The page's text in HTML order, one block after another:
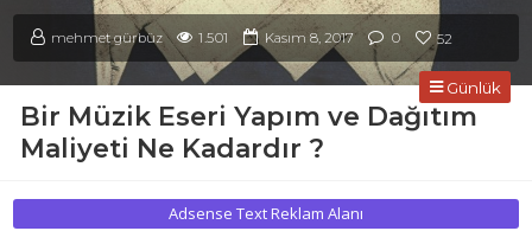
mehmet gürbüz 1.501 Kasım 8, 2017 0 52
Günlük
Bir Müzik Eseri Yapım ve Dağıtım
Maliyeti Ne Kadardır ?
Adsense Text Reklam Alanı